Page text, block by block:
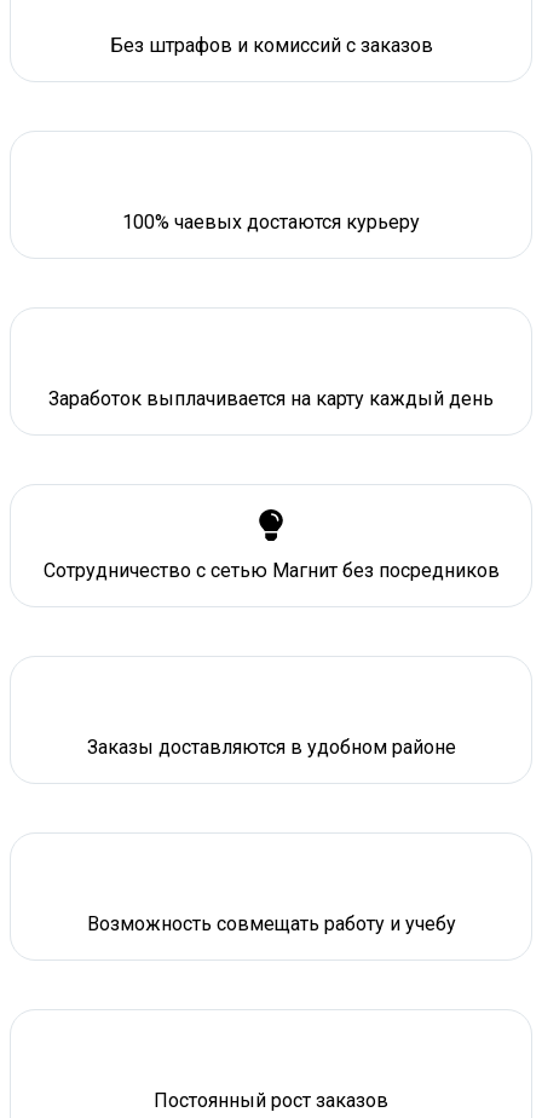
Без штрафов и комиссий с заказов
100% чаевых достаются курьеру
Заработок выплачивается на карту каждый день
Сотрудничество с сетью Магнит без посредников
Заказы доставляются в удобном районе
Возможность совмещать работу и учебу
Постоянный рост заказов